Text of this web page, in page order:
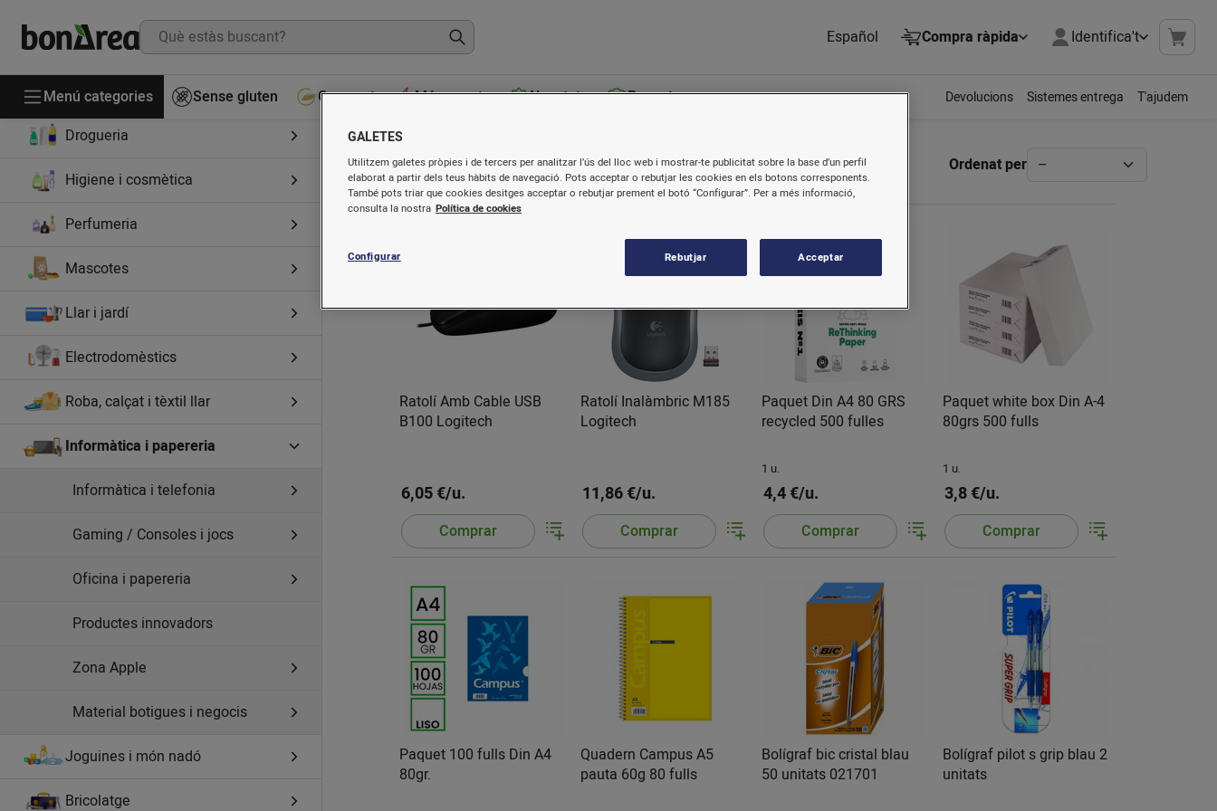
Español Compra ràpida Identifica't
Menú categories Sense gluten Gourmet Més venuts Novetats Receptes Devolucions Sistemes entrega T'ajudem
Cuinats
Begudes
Drogueria
Higiene i cosmètica
Perfumeria
Mascotes
Llar i jardí
Electrodomèstics
Roba, calçat i tèxtil llar
Informàtica i papereria
Informàtica i telefonia
Gaming / Consoles i jocs
Oficina i papereria
Productes innovadors
Zona Apple
Material botigues i negocis
Joguines i món nadó
Bricolatge
Informàtica i papereria Ordenat per
Ratolí Amb Cable USB
B100 Logitech
6,05 €/u.
Comprar
Ratolí Inalàmbric M185
Logitech
11,86 €/u.
Comprar
Paquet Din A4 80 GRS
recycled 500 fulles
1 u.
4,4 €/u.
Comprar
Paquet white box Din A-4
80grs 500 fulls
1 u.
3,8 €/u.
Comprar
Paquet 100 fulls Din A4
80gr.
Quadern Campus A5
pauta 60g 80 fulls
Bolígraf bic cristal blau
50 unitats 021701
Bolígraf pilot s grip blau 2
unitats
GALETES
Utilitzem galetes pròpies i de tercers per analitzar l’ús del lloc web i mostrar-te publicitat sobre la base d’un perfil
elaborat a partir dels teus hàbits de navegació. Pots acceptar o rebutjar les cookies en els botons corresponents.
També pots triar que cookies desitges acceptar o rebutjar prement el botó “Configurar”. Per a més informació,
consulta la nostra Política de cookies
Configurar Rebutjar Acceptar